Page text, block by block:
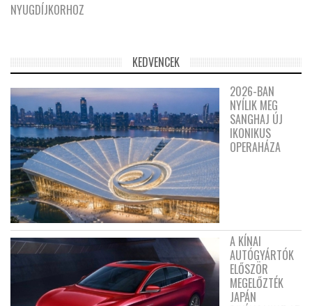
NYUGDÍJKORHOZ
KEDVENCEK
2026-BAN
NYÍLIK MEG
SANGHAJ ÚJ
IKONIKUS
OPERAHÁZA
A KÍNAI
AUTÓGYÁRTÓK
ELŐSZÖR
MEGELŐZTÉK
JAPÁN